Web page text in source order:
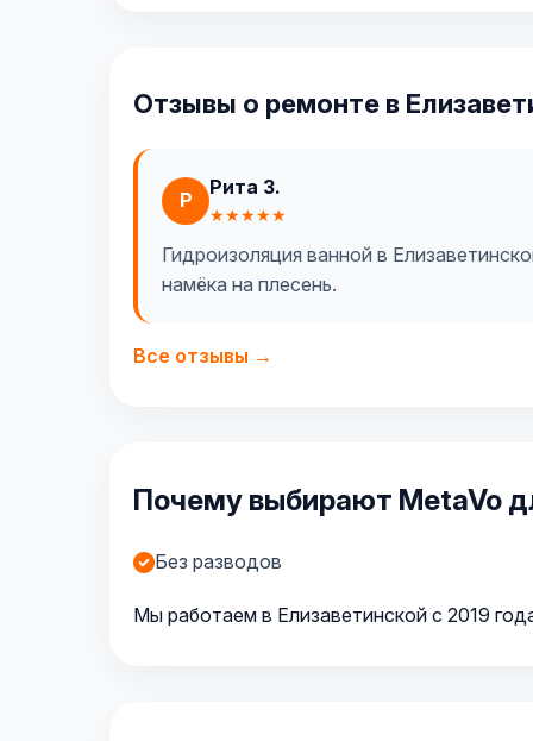
Отзывы о ремонте в
Р
Рита З.
★★★★★
Гидроизоляция ванной в
намёка на плесень.
Все отзывы →
Почему выбирают MetaVo
Без разводов
Мы работаем в Елизаветинской с 2019